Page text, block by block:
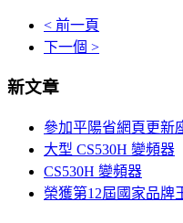
< 前一頁
下一個 >
新文章
參加平陽省網頁更新
大型 CS530H 變頻器
CS530H 變頻器
榮獲第12屆國家品牌